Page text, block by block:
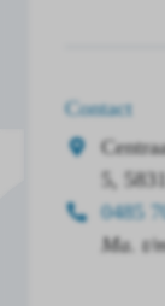
Contact
5,
0485
Ma. t/